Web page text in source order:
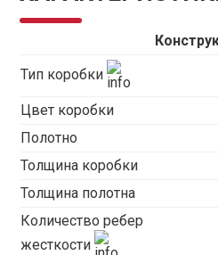
Тип коробки
Цвет коробки
Полотно
Толщина коробки
Толщина полотна
Количество ребер
жесткости